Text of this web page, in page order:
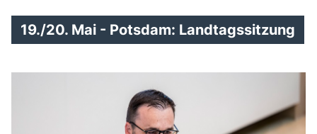
VITA
WAHLKREISBESUCHE
PRESSEFOTOS
19./20. Mai - Potsdam: Landtagssitzung